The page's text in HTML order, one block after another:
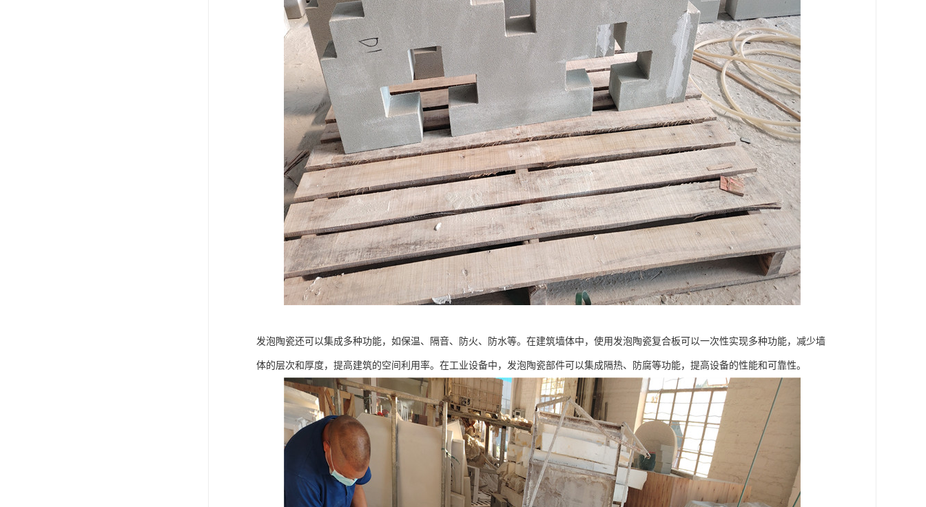
发泡陶瓷还可以集成多种功能，如保温、隔音、防火、防水等。在建筑墙体中，使用发泡陶瓷复合板可以一次性实现多种功能，减少墙
体的层次和厚度，提高建筑的空间利用率。在工业设备中，发泡陶瓷部件可以集成隔热、防腐等功能，提高设备的性能和可靠性。